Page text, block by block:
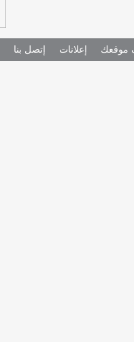
موقعك إعلانات إتصل بنا